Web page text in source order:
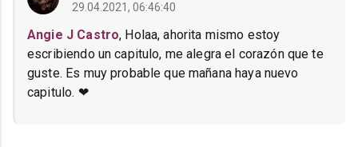
29.04.2021, 06:46:40
Angie J Castro, Holaa, ahorita mismo estoy
escribiendo un capitulo, me alegra el corazón que te
guste. Es muy probable que mañana haya nuevo
capitulo. ❤